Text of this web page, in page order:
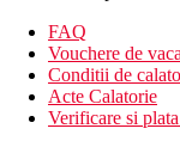
dotate
Camera de familie
cca 31 m2
FAQ
Vouchere de
Conditii de
Acte Calatorie
Verificare si